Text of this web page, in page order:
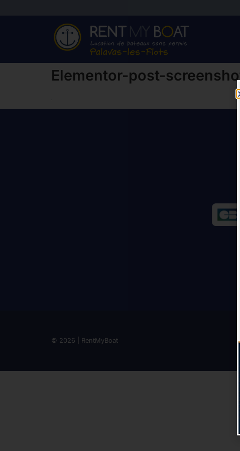
Elementor-post-
© 2026 | RentMyBoat